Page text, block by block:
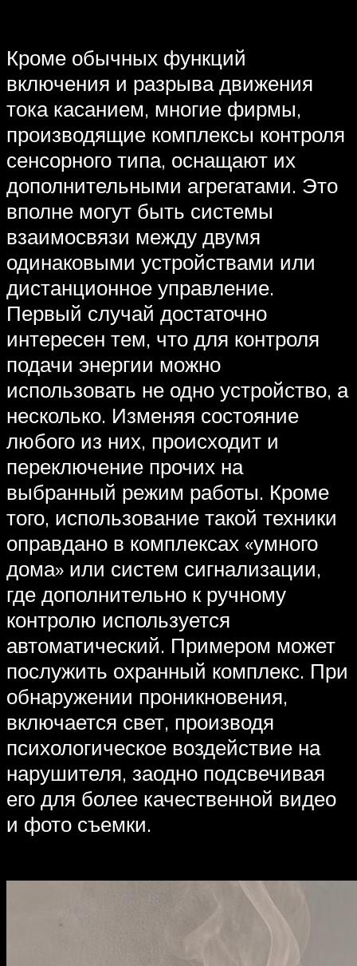
Кроме обычных функций
включения и разрыва движения
тока касанием, многие фирмы,
производящие комплексы контроля
сенсорного типа, оснащают их
дополнительными агрегатами. Это
вполне могут быть системы
взаимосвязи между двумя
одинаковыми устройствами или
дистанционное управление.
Первый случай достаточно
интересен тем, что для контроля
подачи энергии можно
использовать не одно устройство, а
несколько. Изменяя состояние
любого из них, происходит и
переключение прочих на
выбранный режим работы. Кроме
того, использование такой техники
оправдано в комплексах «умного
дома» или систем сигнализации,
где дополнительно к ручному
контролю используется
автоматический. Примером может
послужить охранный комплекс. При
обнаружении проникновения,
включается свет, производя
психологическое воздействие на
нарушителя, заодно подсвечивая
его для более качественной видео
и фото съемки.